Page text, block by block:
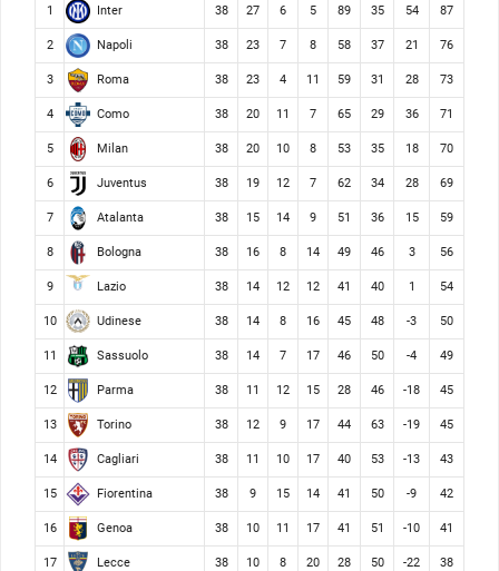
1 Inter 38 27 6 5 89 35 54 87
2 Napoli 38 23 7 8 58 37 21 76
3 Roma 38 23 4 11 59 31 28 73
4 Como 38 20 11 7 65 29 36 71
5 Milan 38 20 10 8 53 35 18 70
6 Juventus 38 19 12 7 62 34 28 69
7 Atalanta 38 15 14 9 51 36 15 59
8 Bologna 38 16 8 14 49 46 3 56
9 Lazio 38 14 12 12 41 40 1 54
10 Udinese 38 14 8 16 45 48 -3 50
11 Sassuolo 38 14 7 17 46 50 -4 49
12 Parma 38 11 12 15 28 46 -18 45
13 Torino 38 12 9 17 44 63 -19 45
14 Cagliari 38 11 10 17 40 53 -13 43
15 Fiorentina 38 9 15 14 41 50 -9 42
16 Genoa 38 10 11 17 41 51 -10 41
17 Lecce 38 10 8 20 28 50 -22 38